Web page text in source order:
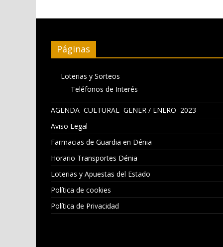
Páginas
Loterias y Sorteos
Teléfonos de Interés
AGENDA CULTURAL GENER / ENERO 2023
Aviso Legal
Farmacias de Guardia en Dénia
Horario Transportes Dénia
Loterias y Apuestas del Estado
Política de cookies
Política de Privacidad